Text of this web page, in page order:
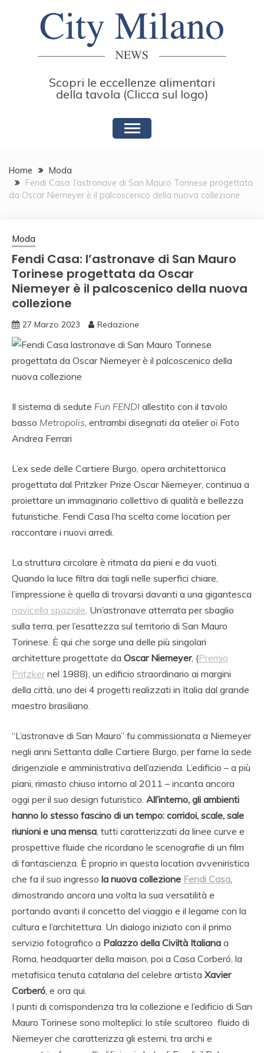
Scopri le eccellenze alimentari
della tavola (Clicca sul logo)
Home
Moda
Fendi Casa: l’astronave di San Mauro Torinese progettata
da Oscar Niemeyer è il palcoscenico della nuova collezione
Moda
Fendi Casa: l’astronave di San Mauro
Torinese progettata da Oscar
Niemeyer è il palcoscenico della nuova
collezione
27 Marzo 2023 Redazione
Il sistema di sedute Fun FENDI allestito con il tavolo
basso Metropolis , entrambi disegnati da atelier oï. Foto
Andrea Ferrari
L’ex sede delle Cartiere Burgo, opera architettonica
progettata dal Pritzker Prize Oscar Niemeyer, continua a
proiettare un immaginario collettivo di qualità e bellezza
futuristiche. Fendi Casa l’ha scelta come location per
raccontare i nuovi arredi.
La struttura circolare è ritmata da pieni e da vuoti.
Quando la luce filtra dai tagli nelle superfici chiare,
l’impressione è quella di trovarsi davanti a una gigantesca
navicella spaziale . Un’astronave atterrata per sbaglio
sulla terra, per l’esattezza sul territorio di San Mauro
Torinese. È qui che sorge una delle più singolari
architetture progettate da Oscar Niemeyer, (Premio
Pritzker nel 1988), un edificio straordinario ai margini
della città, uno dei 4 progetti realizzati in Italia dal grande
maestro brasiliano.
“L’astronave di San Mauro” fu commissionata a Niemeyer
negli anni Settanta dalle Cartiere Burgo, per farne la sede
dirigenziale e amministrativa dell’azienda. L’edificio – a più
piani, rimasto chiuso intorno al 2011 – incanta ancora
oggi per il suo design futuristico. All’interno, gli ambienti
hanno lo stesso fascino di un tempo: corridoi, scale, sale
riunioni e una mensa , tutti caratterizzati da linee curve e
prospettive fluide che ricordano le scenografie di un film
di fantascienza. È proprio in questa location avveniristica
che fa il suo ingresso la nuova collezione Fendi Casa
dimostrando ancora una volta la sua versatilità e
portando avanti il concetto del viaggio e il legame con la
cultura e l’architettura. Un dialogo iniziato con il primo
servizio fotografico a Palazzo della Civiltà Italiana a
Roma, headquarter della maison, poi a Casa Corberó, la
metafisica tenuta catalana del celebre artista Xavier
Corberó , e ora qui.
I punti di corrispondenza tra la collezione e l’edificio di San
Mauro Torinese sono molteplici: lo stile scultoreo fluido di
Niemeyer che caratterizza gli esterni, tra archi e